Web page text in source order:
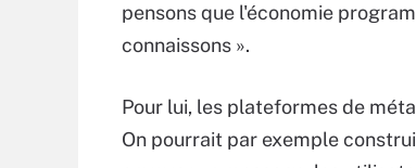
pensons que l'économie
connaissons ».
Pour lui, les plateformes de
On pourrait par exemple